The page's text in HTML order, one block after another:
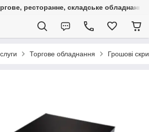
ресторанне, складське обладнання
Торгове обладнання Грошові